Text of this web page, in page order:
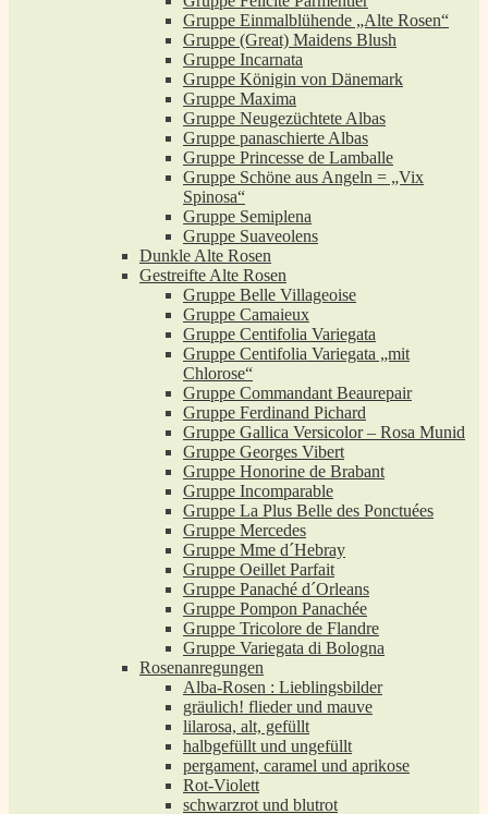
Gruppe Einmalblühende „Alte Rosen“
Gruppe (Great) Maidens Blush
Gruppe Incarnata
Gruppe Königin von Dänemark
Gruppe Maxima
Gruppe Neugezüchtete Albas
Gruppe panaschierte Albas
Gruppe Princesse de Lamballe
Gruppe Schöne aus Angeln = „Vix
Spinosa“
Gruppe Semiplena
Gruppe Suaveolens
Dunkle Alte Rosen
Gestreifte Alte Rosen
Gruppe Belle Villageoise
Gruppe Camaieux
Gruppe Centifolia Variegata
Gruppe Centifolia Variegata „mit
Chlorose“
Gruppe Commandant Beaurepair
Gruppe Ferdinand Pichard
Gruppe Gallica Versicolor – Rosa Munid
Gruppe Georges Vibert
Gruppe Honorine de Brabant
Gruppe Incomparable
Gruppe La Plus Belle des Ponctuées
Gruppe Mercedes
Gruppe Mme d´Hebray
Gruppe Oeillet Parfait
Gruppe Panaché d´Orleans
Gruppe Pompon Panachée
Gruppe Tricolore de Flandre
Gruppe Variegata di Bologna
Rosenanregungen
Alba-Rosen : Lieblingsbilder
gräulich! flieder und mauve
lilarosa, alt, gefüllt
halbgefüllt und ungefüllt
pergament, caramel und aprikose
Rot-Violett
schwarzrot und blutrot